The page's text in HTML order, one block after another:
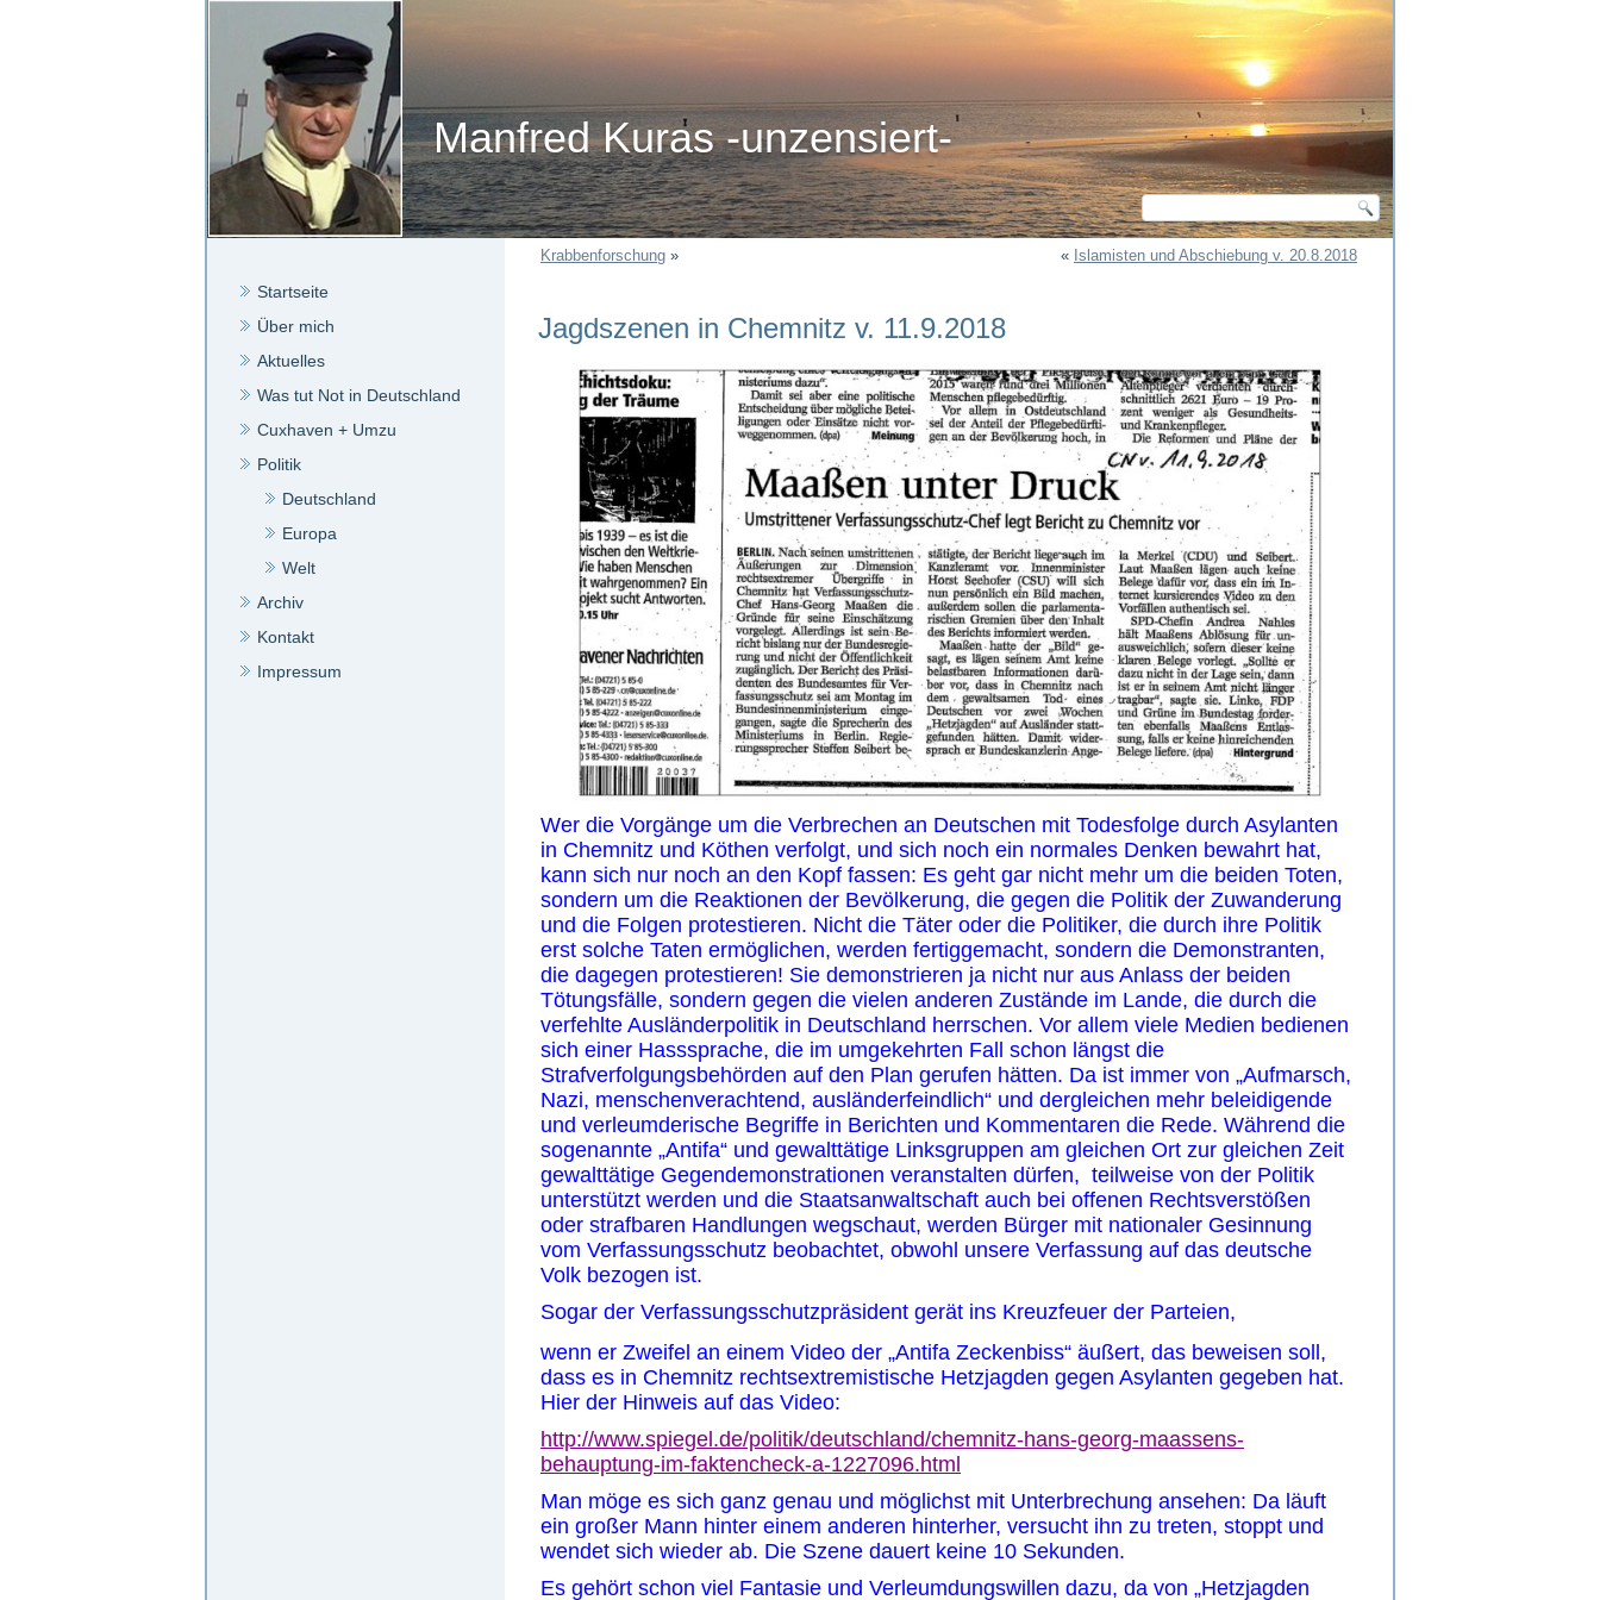
Manfred Kuras -unzensiert-
Startseite
Über mich
Aktuelles
Was tut Not in Deutschland
Cuxhaven + Umzu
Politik
Deutschland
Europa
Welt
Archiv
Kontakt
Impressum
Krabbenforschung » « Islamisten und Abschiebung v. 20.8.2018
Jagdszenen in Chemnitz v. 11.9.2018
Wer die Vorgänge um die Verbrechen an Deutschen mit Todesfolge durch Asylanten
in Chemnitz und Köthen verfolgt, und sich noch ein normales Denken bewahrt hat,
kann sich nur noch an den Kopf fassen: Es geht gar nicht mehr um die beiden Toten,
sondern um die Reaktionen der Bevölkerung, die gegen die Politik der Zuwanderung
und die Folgen protestieren. Nicht die Täter oder die Politiker, die durch ihre Politik
erst solche Taten ermöglichen, werden fertiggemacht, sondern die Demonstranten,
die dagegen protestieren! Sie demonstrieren ja nicht nur aus Anlass der beiden
Tötungsfälle, sondern gegen die vielen anderen Zustände im Lande, die durch die
verfehlte Ausländerpolitik in Deutschland herrschen. Vor allem viele Medien bedienen
sich einer Hasssprache, die im umgekehrten Fall schon längst die
Strafverfolgungsbehörden auf den Plan gerufen hätten. Da ist immer von „Aufmarsch,
Nazi, menschenverachtend, ausländerfeindlich“ und dergleichen mehr beleidigende
und verleumderische Begriffe in Berichten und Kommentaren die Rede. Während die
sogenannte „Antifa“ und gewalttätige Linksgruppen am gleichen Ort zur gleichen Zeit
gewalttätige Gegendemonstrationen veranstalten dürfen, teilweise von der Politik
unterstützt werden und die Staatsanwaltschaft auch bei offenen Rechtsverstößen
oder strafbaren Handlungen wegschaut, werden Bürger mit nationaler Gesinnung
vom Verfassungsschutz beobachtet, obwohl unsere Verfassung auf das deutsche
Volk bezogen ist.
Sogar der Verfassungsschutzpräsident gerät ins Kreuzfeuer der Parteien,
wenn er Zweifel an einem Video der „Antifa Zeckenbiss“ äußert, das beweisen soll,
dass es in Chemnitz rechtsextremistische Hetzjagden gegen Asylanten gegeben hat.
Hier der Hinweis auf das Video:
http://www.spiegel.de/politik/deutschland/chemnitz-hans-georg-maassens-
behauptung-im-faktencheck-a-1227096.html
Man möge es sich ganz genau und möglichst mit Unterbrechung ansehen: Da läuft
ein großer Mann hinter einem anderen hinterher, versucht ihn zu treten, stoppt und
wendet sich wieder ab. Die Szene dauert keine 10 Sekunden.
Es gehört schon viel Fantasie und Verleumdungswillen dazu, da von „Hetzjagden